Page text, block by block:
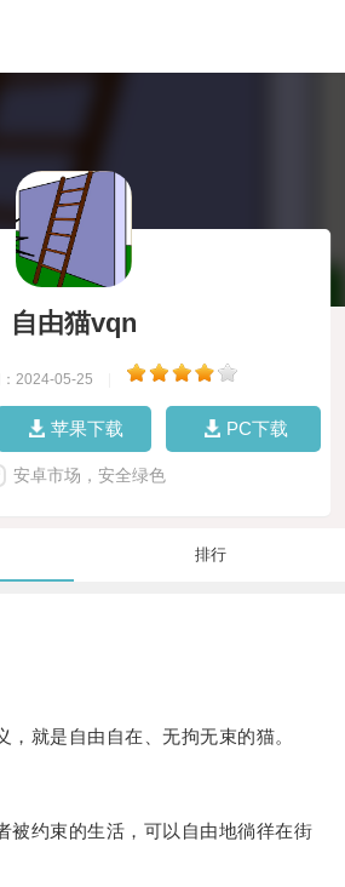
自由猫vqn
2024-05-25
苹果下载 PC下载
安卓市场，安全绿色
排行
就是自由自在、无拘无束的猫。
约束的生活，可以自由地徜徉在街